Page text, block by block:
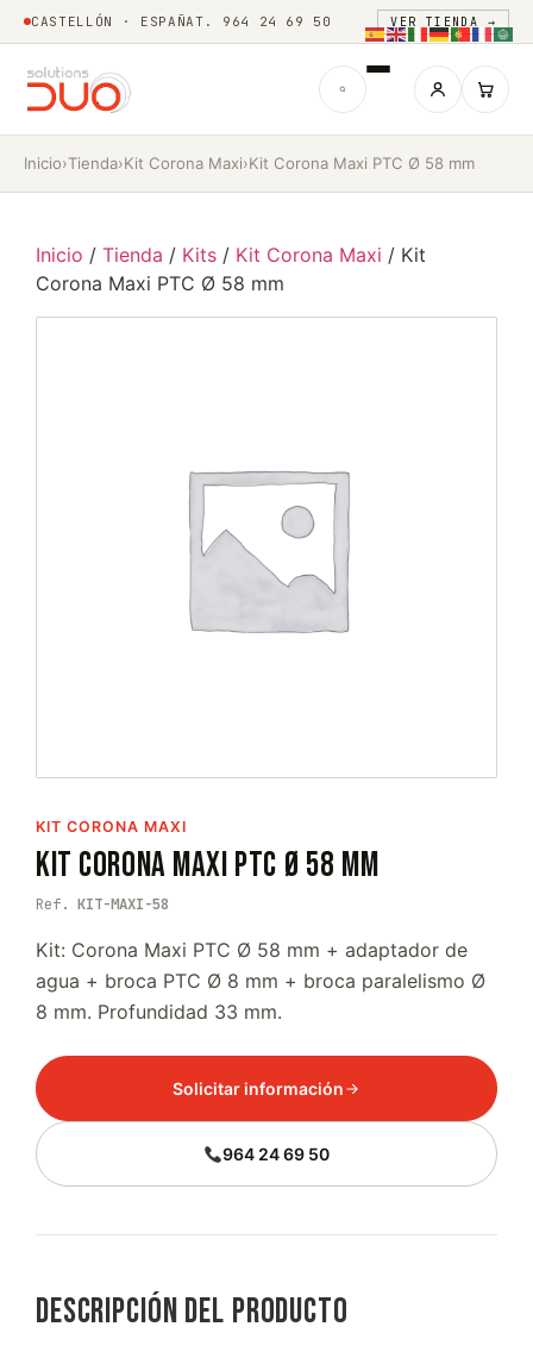
CASTELLÓN · ESPAÑAT. 964 24 69 50 VER TIENDA →
Inicio›Tienda›Kit Corona Maxi›Kit Corona Maxi PTC Ø 58 mm
Inicio / Tienda / Kits / Kit Corona Maxi / Kit
Corona Maxi PTC Ø 58 mm
KIT CORONA MAXI
Kit Corona Maxi PTC Ø 58 mm
Ref. KIT-MAXI-58
Kit: Corona Maxi PTC Ø 58 mm + adaptador de
agua + broca PTC Ø 8 mm + broca paralelismo Ø
8 mm. Profundidad 33 mm.
Solicitar información
964 24 69 50
Descripción del producto